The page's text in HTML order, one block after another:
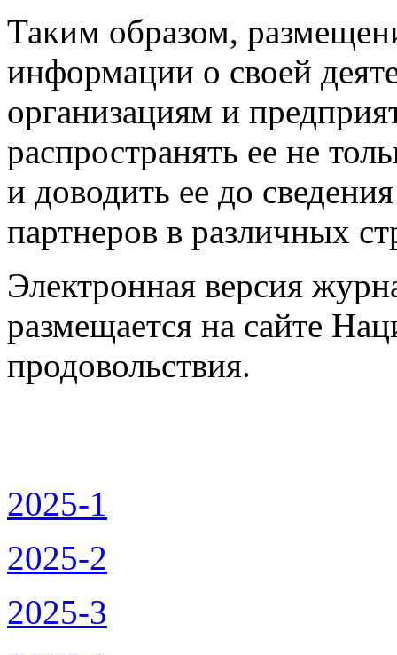
Таким образом,
информации о своей
организациям и
распространять ее не
и доводить ее до
партнеров в различных
Электронная версия
размещается на сайте
продовольствия.
2025-1
2025-2
2025-3